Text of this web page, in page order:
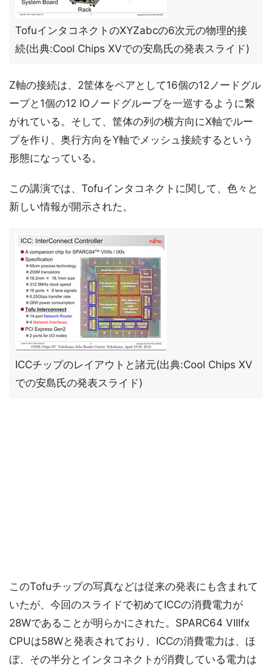
TofuインタコネクトのXYZabcの6次元の物理的接
続(出典:Cool Chips XVでの安島氏の発表スライド)
Z軸の接続は、2筐体をペアとして16個の12ノードグル
ープと1個の12 IOノードグループを一巡するように繋
がれている。そして、筐体の列の横方向にX軸でルー
プを作り、奥行方向をY軸でメッシュ接続するという
形態になっている。
この講演では、Tofuインタコネクトに関して、色々と
新しい情報が開示された。
ICCチップのレイアウトと諸元(出典:Cool Chips XV
での安島氏の発表スライド)
このTofuチップの写真などは従来の発表にも含まれて
いたが、今回のスライドで初めてICCの消費電力が
28Wであることが明らかにされた。SPARC64 VIIIfx
CPUは58Wと発表されており、ICCの消費電力は、ほ
ぼ、その半分とインタコネクトが消費している電力は